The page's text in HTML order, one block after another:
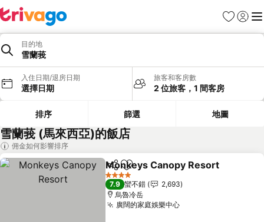
我的最愛
登入 選
目的地
雪蘭莪
入住日期/退房日期
選擇日期
旅客和客房數
2 位旅客，1 間客房
排序 篩選 地圖
雪蘭莪 (馬來西亞)的飯店
佣金如何影響排序
分享 加入我的最愛
Monkeys Canopy Resort
4 星級
7.9 蠻不錯
2,693
烏魯冷岳
廣闊的家庭娛樂中心